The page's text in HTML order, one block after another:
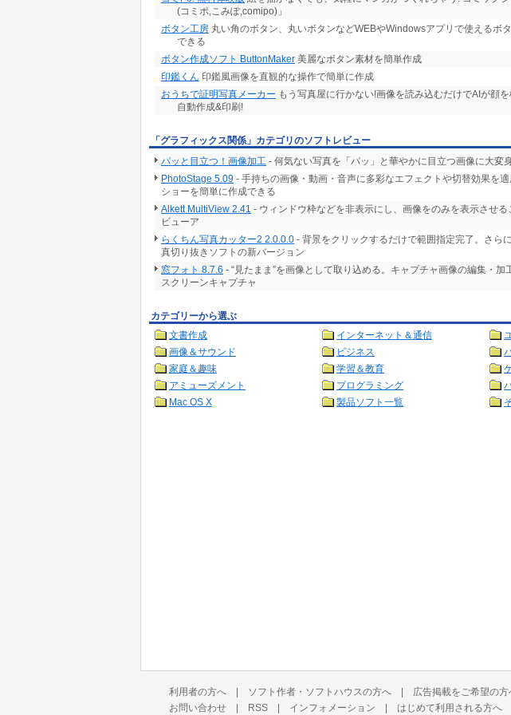
(コミポ,こみぽ,comipo)」
ボタン工房 丸い角のボタン、丸いボタンなどWEBやWindowsアプリで使えるボ
できる
ボタン作成ソフト ButtonMaker 美麗なボタン素材を簡単作成
印鑑くん 印鑑風画像を直観的な操作で簡単に作成
おうちで証明写真メーカー もう写真屋に行かない!画像を読み込むだけでAIが顔
自動作成&印刷!
「グラフィックス関係」カテゴリのソフトレビュー
パッと目立つ！画像加工 - 何気ない写真を「パッ」と華やかに目立つ画像に大変
PhotoStage 5.09 - 手持ちの画像・動画・音声に多彩なエフェクトや切替効果を
ショーを簡単に作成できる
Alkett MultiView 2.41 - ウィンドウ枠などを非表示にし、画像をのみを表示させ
ビューア
らくちん写真カッター2 2.0.0.0 - 背景をクリックするだけで範囲指定完了。さら
真切り抜きソフトの新バージョン
窓フォト 8.7.6 - “見たまま”を画像として取り込める。キャプチャ画像の編集・
スクリーンキャプチャ
カテゴリーから選ぶ
文書作成
インターネット＆通信
画像＆サウンド
ビジネス
家庭＆趣味
学習＆教育
アミューズメント
プログラミング
Mac OS X
製品ソフト一覧
利用者の方へ | ソフト作者・ソフトハウスの方へ | 広告掲載をご希望の方
お問い合わせ | RSS | インフォメーション | はじめて利用される方へ